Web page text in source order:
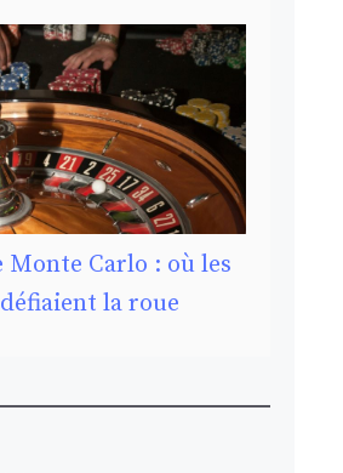
Monte Carlo : où les
la roue